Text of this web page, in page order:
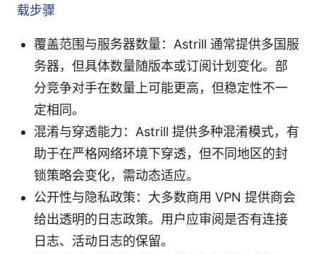
载步骤
覆盖范围与服务器数量：Astrill 通常提供多国服
务器，但具体数量随版本或订阅计划变化。部
分竞争对手在数量上可能更高，但稳定性不一
定相同。
混淆与穿透能力：Astrill 提供多种混淆模式，有
助于在严格网络环境下穿透，但不同地区的封
锁策略会变化，需动态适应。
公开性与隐私政策：大多数商用 VPN 提供商会
给出透明的日志政策。用户应审阅是否有连接
日志、活动日志的保留。